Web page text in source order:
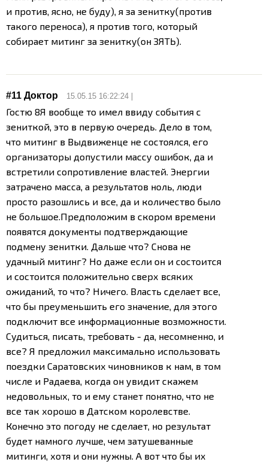
и против, ясно, не буду), я за зенитку(против
такого переноса), я против того, который
собирает митинг за зенитку(он ЗЯТЬ).
#11 Доктор 15.05.15 16:22:24 |
Гостю 8Я вообще то имел ввиду события с
зениткой, это в первую очередь. Дело в том,
что митинг в Выдвиженце не состоялся, его
организаторы допустили массу ошибок, да и
встретили сопротивление властей. Энергии
затрачено масса, а результатов ноль, люди
просто разошлись и все, да и количество было
не большое. Предположим в скором времени
появятся документы подтверждающие
подмену зенитки. Дальше что? Снова не
удачный митинг? Но даже если он и состоится
и состоится положительно сверх всяких
ожиданий, то что? Ничего. Власть сделает все,
что бы преуменьшить его значение, для этого
подключит все информационные возможности.
Судиться, писать, требовать - да, несомненно, и
все? Я предложил максимально использовать
поездки Саратовских чиновников к нам, в том
числе и Радаева, когда он увидит скажем
недовольных, то и ему станет понятно, что не
все так хорошо в Датском королевстве.
Конечно это погоду не сделает, но результат
будет намного лучше, чем затушеванные
митинги, хотя и они нужны. А вот что бы их